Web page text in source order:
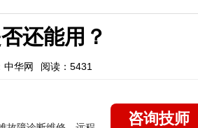
还能用？
中华网 阅读：5431
咨询技师